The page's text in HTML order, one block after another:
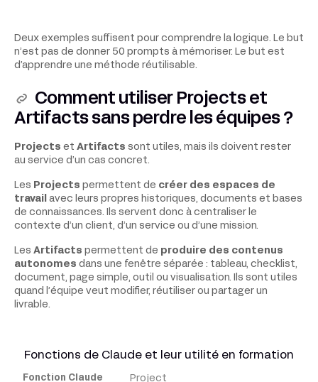
Deux exemples suffisent pour comprendre la logique. Le but
n’est pas de donner 50 prompts à mémoriser. Le but est
d’apprendre une méthode réutilisable.
Comment utiliser Projects et
Artifacts sans perdre les équipes ?
Projects et Artifacts sont utiles, mais ils doivent rester
au service d’un cas concret.
Les Projects permettent de créer des espaces de
travail avec leurs propres historiques, documents et bases
de connaissances. Ils servent donc à centraliser le
contexte d’un client, d’un service ou d’une mission.
Les Artifacts permettent de produire des contenus
autonomes dans une fenêtre séparée : tableau, checklist,
document, page simple, outil ou visualisation. Ils sont utiles
quand l’équipe veut modifier, réutiliser ou partager un
livrable.
Fonctions de Claude et leur utilité en formation
Project